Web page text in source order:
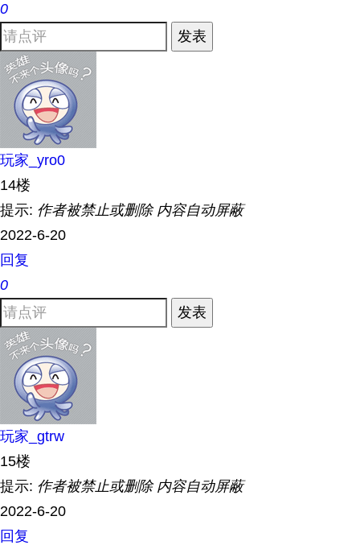
0
发表
玩家_yro0
14楼
提示: 作者被禁止或删除 内容自动屏蔽
2022-6-20
回复
0
发表
玩家_gtrw
15楼
提示: 作者被禁止或删除 内容自动屏蔽
2022-6-20
回复